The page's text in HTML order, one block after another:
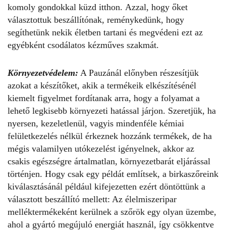
komoly gondokkal küzd itthon. Azzal, hogy őket
választottuk beszállítónak, reménykedünk, hogy
segíthetünk nekik életben tartani és megvédeni ezt az
egyébként csodálatos kézműves szakmát.
Környezetvédelem: A Pauzánál előnyben részesítjük
azokat a készítőket, akik a termékeik elkészítésénél
kiemelt figyelmet fordítanak arra, hogy a folyamat a
lehető legkisebb környezeti hatással járjon. Szeretjük, ha
nyersen, kezeletlenül, vagyis mindenféle kémiai
felületkezelés nélkül érkeznek hozzánk termékek, de ha
mégis valamilyen utókezelést igényelnek, akkor az
csakis egészségre ártalmatlan, környezetbarát eljárással
történjen. Hogy csak egy példát említsek, a birkaszőreink
kiválasztásánál például kifejezetten ezért döntöttünk a
választott beszállító mellett: Az élelmiszeripar
melléktermékeként kerülnek a szőrök egy olyan üzembe,
ahol a gyártó megújuló energiát használ, így csökkentve